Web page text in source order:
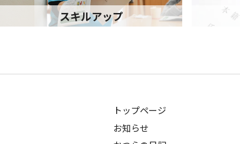
スキルアップ
トップページ
お知らせ